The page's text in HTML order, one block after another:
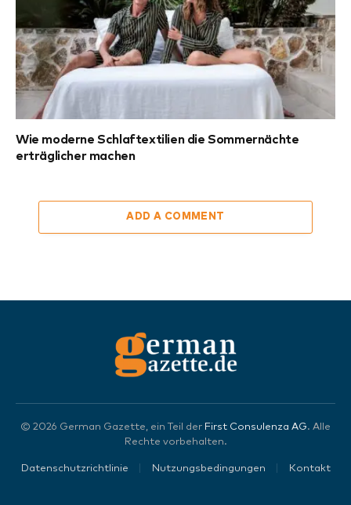
Wie moderne Schlaftextilien die Sommernächte
erträglicher machen
ADD A COMMENT
© 2026 German Gazette, ein Teil der First Consulenza AG. Alle
Rechte vorbehalten.
Datenschutzrichtlinie Nutzungsbedingungen Kontakt